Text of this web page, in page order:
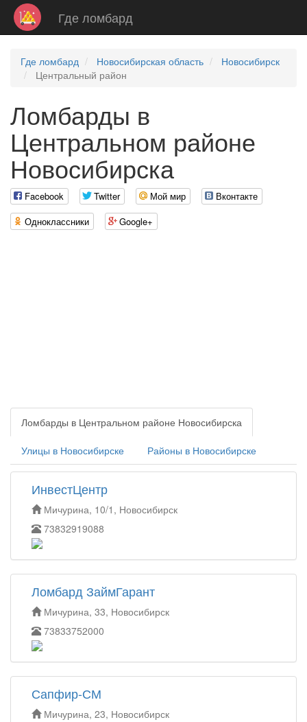
Где ломбард
Где ломбард Новосибирская область
Новосибирск
Центральный район
Ломбарды в
Центральном районе
Новосибирска
Facebook Twitter Мой мир
Вконтакте
Одноклассники
Google+
Ломбарды в Центральном районе Новосибирска
Улицы в Новосибирске Районы в Новосибирске
ИнвестЦентр
Мичурина, 10/1, Новосибирск
73832919088
Ломбард ЗаймГарант
Мичурина, 33, Новосибирск
73833752000
Сапфир-СМ
Мичурина, 23, Новосибирск